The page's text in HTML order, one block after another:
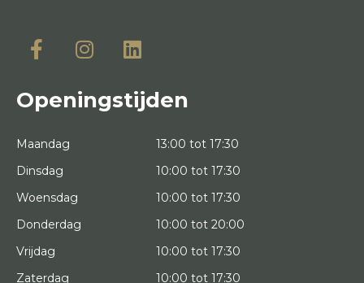
Openingstijden
Maandag
13:00 tot 17:30
Dinsdag
10:00 tot 17:30
Woensdag
10:00 tot 17:30
Donderdag
10:00 tot 20:00
Vrijdag
10:00 tot 17:30
Zaterdag
10:00 tot 17:30